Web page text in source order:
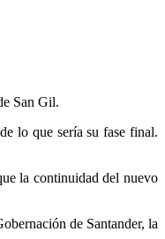
San Gil.
lo que sería su fase final.
la continuidad del nuevo
de Santander, la